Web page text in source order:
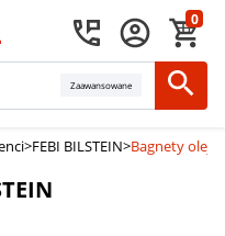
0
Zaawansowane
>FEBI BILSTEIN>Bagnety oleju